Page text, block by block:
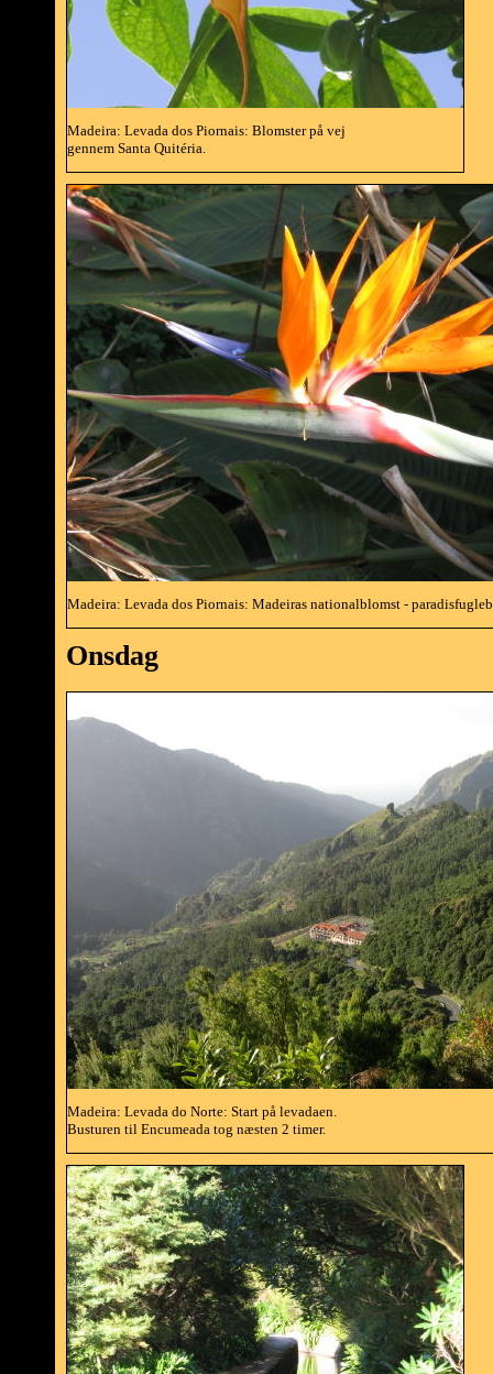
Madeira: Levada dos Piornais: Blomster på vej
gennem Santa Quitéria.
Madeira: Levada dos Piornais: Madeiras nationalblomst -
Onsdag
Madeira: Levada do Norte: Start på levadaen.
Busturen til Encumeada tog næsten 2 timer.